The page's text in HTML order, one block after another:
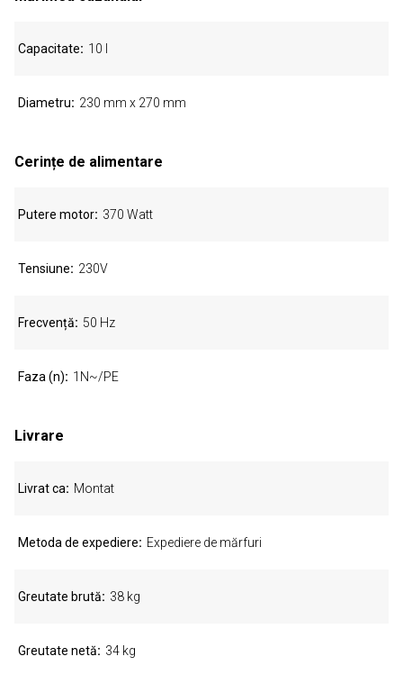
Capacitate 10 l
Diametru 230 mm x 270 mm
Cerințe de alimentare
Putere motor 370 Watt
Tensiune 230V
Frecvență 50 Hz
Faza (n) 1N~/PE
Livrare
Livrat ca Montat
Metoda de expediere Expediere de mărfuri
Greutate brută 38 kg
Greutate netă 34 kg